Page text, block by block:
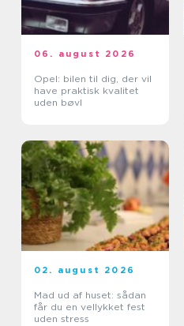
06. august 2026
Opel: bilen til dig, der vil
have praktisk kvalitet
uden bøvl
02. august 2026
Mad ud af huset: sådan
får du en vellykket fest
uden stress